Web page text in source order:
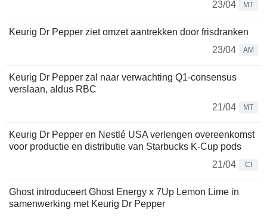
23/04
MT
Keurig Dr Pepper ziet omzet aantrekken door frisdranken
23/04
AM
Keurig Dr Pepper zal naar verwachting Q1-consensus
verslaan, aldus RBC
21/04
MT
Keurig Dr Pepper en Nestlé USA verlengen overeenkomst
voor productie en distributie van Starbucks K-Cup pods
21/04
CI
Ghost introduceert Ghost Energy x 7Up Lemon Lime in
samenwerking met Keurig Dr Pepper